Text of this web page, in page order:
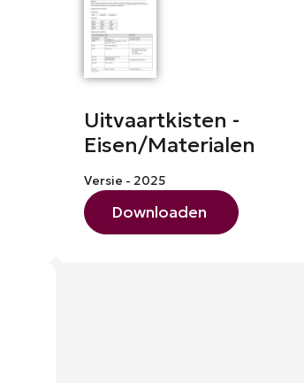
Uitvaartkisten -
Eisen/Materialen
Versie - 2025
Downloaden